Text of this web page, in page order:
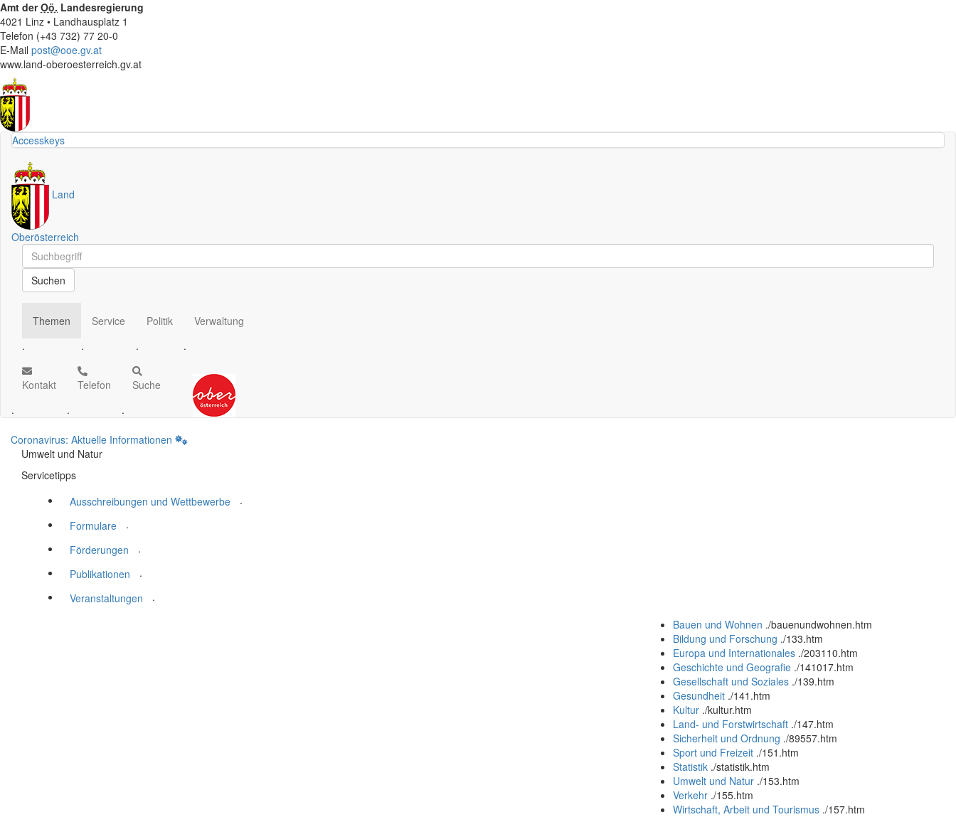
Amt derOö. Landesregierung
4021 Linz • Landhausplatz 1
Telefon (+43 732) 77 20-0
E-Mail post@ooe.gv.at
www.land-oberoesterreich.gv.at
Accesskeys
Land
Oberösterreich
Schnellsuche
Schnellsuche
Suchen
Themen
.
Service
.
Politik
.
Verwaltung
.
Kontakt
.
Telefon
.
Suche
.
Coronavirus: Aktuelle Informationen
Umwelt und Natur
Servicetipps
Ausschreibungen und Wettbewerbe
.
Formulare
.
Förderungen
.
Publikationen
.
Veranstaltungen
.
Bauen und Wohnen ./bauenundwohnen.htm
Bildung und Forschung ./133.htm
Europa und Internationales ./203110.htm
Geschichte und Geografie ./141017.htm
Gesellschaft und Soziales ./139.htm
Gesundheit ./141.htm
Kultur ./kultur.htm
Land- und Forstwirtschaft ./147.htm
Sicherheit und Ordnung ./89557.htm
Sport und Freizeit ./151.htm
Statistik ./statistik.htm
Umwelt und Natur ./153.htm
Verkehr ./155.htm
Wirtschaft, Arbeit und Tourismus ./157.htm